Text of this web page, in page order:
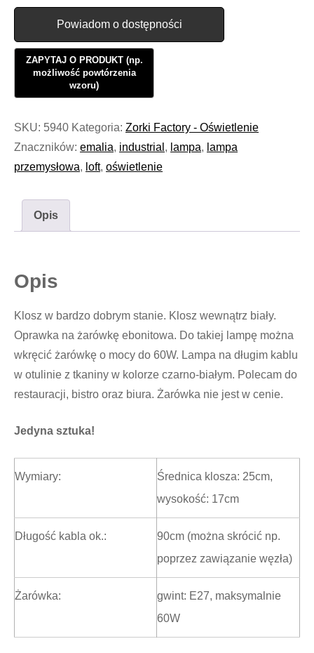
Powiadom o dostępności
SKU: 5940 Kategoria: Zorki Factory - Oświetlenie
Znaczników: emalia, industrial , lampa, lampa
przemysłowa, loft, oświetlenie
Opis
Opis
Klosz w bardzo dobrym stanie. Klosz wewnątrz biały.
Oprawka na żarówkę ebonitowa. Do takiej lampę można
wkręcić żarówkę o mocy do 60W. Lampa na długim kablu
w otulinie z tkaniny w kolorze czarno-białym. Polecam do
restauracji, bistro oraz biura. Żarówka nie jest w cenie.
Jedyna sztuka!
Wymiary:
Średnica klosza: 25cm,
wysokość: 17cm
Długość kabla ok.:
90cm (można skrócić np.
poprzez zawiązanie węzła)
Żarówka:
gwint: E27, maksymalnie
60W